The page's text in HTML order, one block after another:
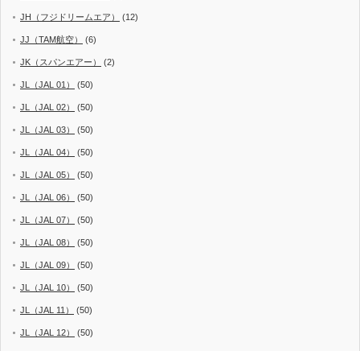
JH（フジドリームエア） (12)
JJ（TAM航空） (6)
JK（スパンエアー） (2)
JL（JAL 01） (50)
JL（JAL 02） (50)
JL（JAL 03） (50)
JL（JAL 04） (50)
JL（JAL 05） (50)
JL（JAL 06） (50)
JL（JAL 07） (50)
JL（JAL 08） (50)
JL（JAL 09） (50)
JL（JAL 10） (50)
JL（JAL 11） (50)
JL（JAL 12） (50)